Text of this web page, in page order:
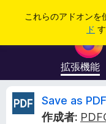
これらのアドオンを
ド
拡張機能
S
Save as PDF
作成者: